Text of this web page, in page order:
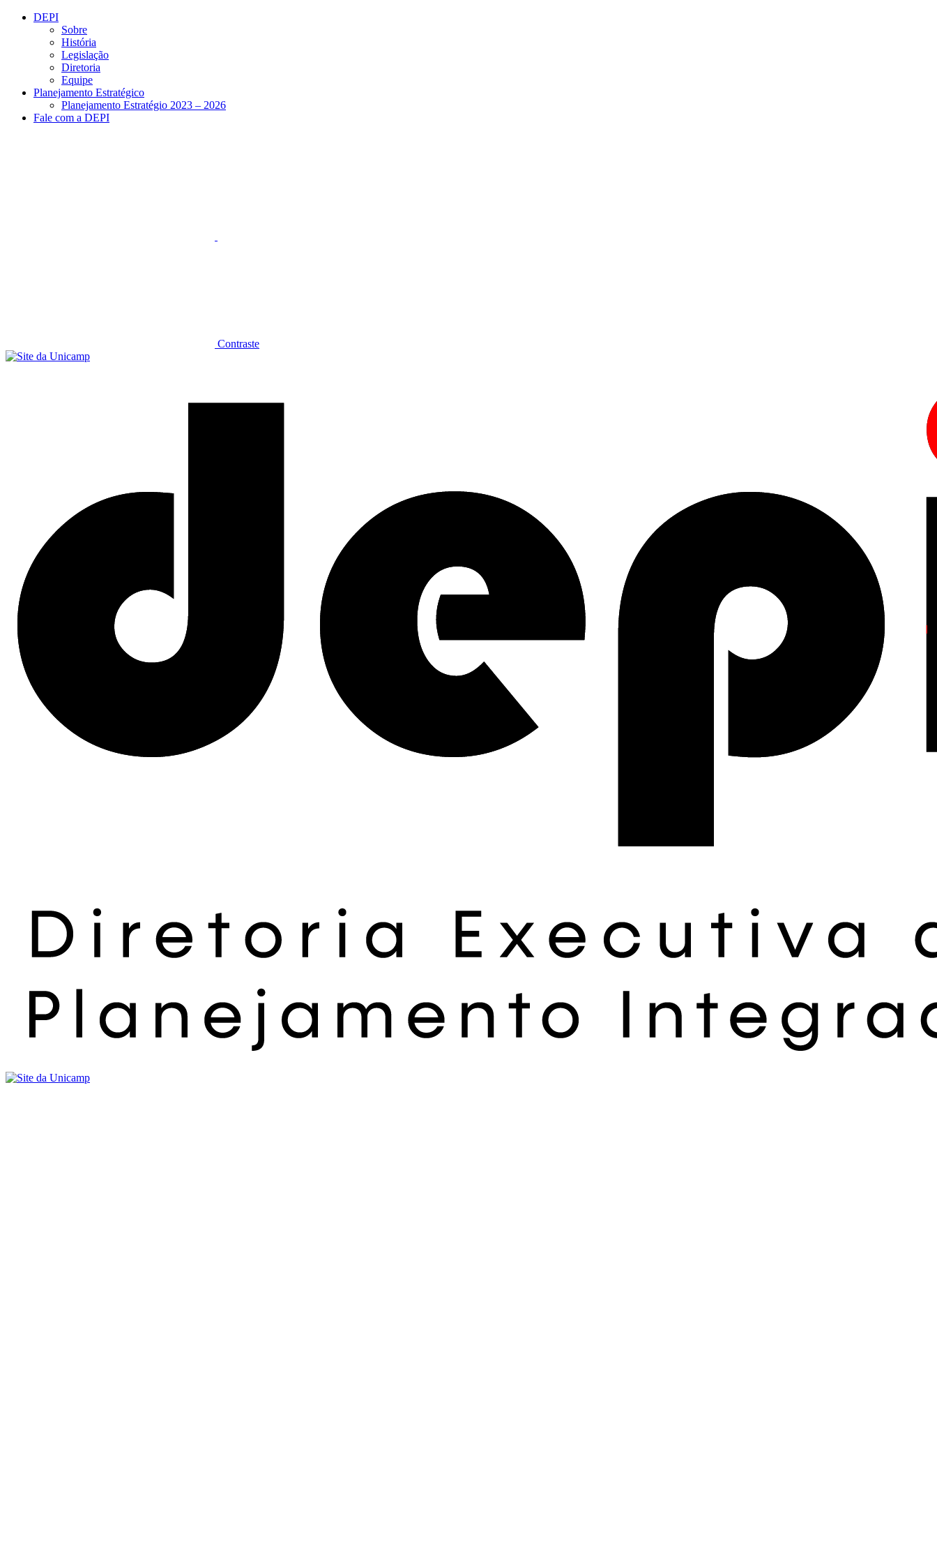
Conteúdo principal
DEPI
Sobre
História
Legislação
Diretoria
Equipe
Planejamento Estratégico
Planejamento Estratégio 2023 – 2026
Fale com a DEPI
Contraste